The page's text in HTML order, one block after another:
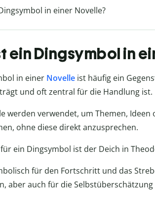
in einer Novelle?
ein Dingsymbol in
in einer Novelleist häufig ein
und oft zentral für die Handlung ist.
werden verwendet, um Themen,
ohne diese direkt anzusprechen.
ein Dingsymbol ist der Deich in
für den Fortschritt und das
aber auch für die